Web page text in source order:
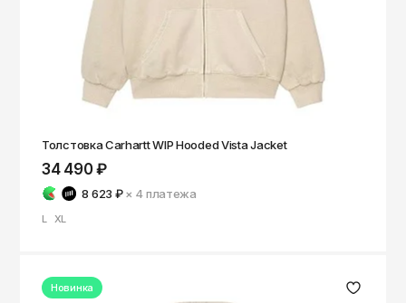
Толстовка Carhartt WIP Hooded Vista Jacket
34 490 ₽
8 623 ₽ × 4платежа
L XL
Новинка